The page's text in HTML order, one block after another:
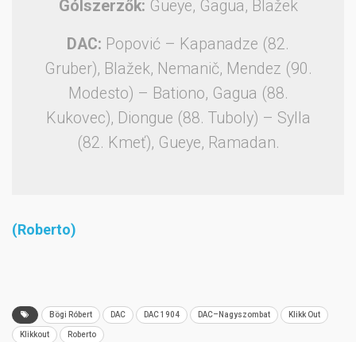
Gólszerzők: Gueye, Gagua, Blažek
DAC: Popović – Kapanadze (82.
Gruber), Blažek, Nemanič, Mendez (90.
Modesto) – Bationo, Gagua (88.
Kukovec), Diongue (88. Tuboly) – Sylla
(82. Kmeť), Gueye, Ramadan.
(Roberto)
Bögi Róbert DAC DAC 1904 DAC–Nagyszombat Klikk Out
Klikkout Roberto